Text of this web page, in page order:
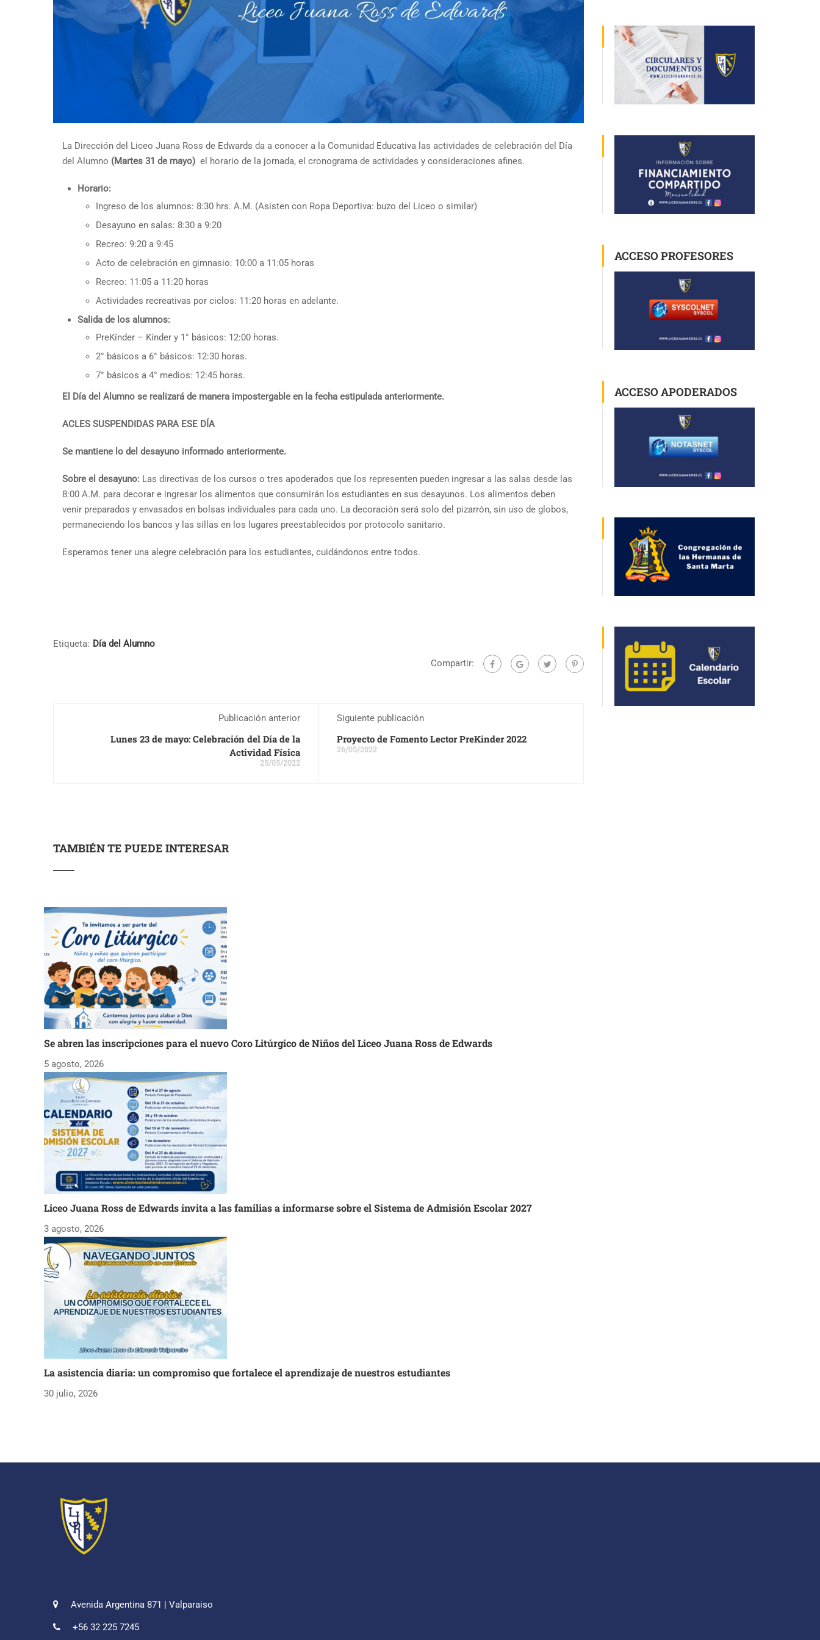
La Dirección del Liceo Juana Ross de Edwards da a conocer a la Comunidad Educativa las actividades de celebración del Día
del Alumno (Martes 31 de mayo) el horario de la jornada, el cronograma de actividades y consideraciones afines.
Horario:
Ingreso de los alumnos: 8:30 hrs. A.M. (Asisten con Ropa Deportiva: buzo del Liceo o similar)
Desayuno en salas: 8:30 a 9:20
Recreo: 9:20 a 9:45
Acto de celebración en gimnasio: 10:00 a 11:05 horas
Recreo: 11:05 a 11:20 horas
Actividades recreativas por ciclos: 11:20 horas en adelante.
Salida de los alumnos:
PreKínder – Kínder y 1° básicos: 12:00 horas.
2° básicos a 6° básicos: 12:30 horas.
7° básicos a 4° medios: 12:45 horas.
El Día del Alumno se realizará de manera impostergable en la fecha estipulada anteriormente.
ACLES SUSPENDIDAS PARA ESE DÍA
Se mantiene lo del desayuno informado anteriormente.
Sobre el desayuno: Las directivas de los cursos o tres apoderados que los representen pueden ingresar a las salas desde las
8:00 A.M. para decorar e ingresar los alimentos que consumirán los estudiantes en sus desayunos. Los alimentos deben
venir preparados y envasados en bolsas individuales para cada uno. La decoración será solo del pizarrón, sin uso de globos,
permaneciendo los bancos y las sillas en los lugares preestablecidos por protocolo sanitario.
Esperamos tener una alegre celebración para los estudiantes, cuidándonos entre todos.
Etiqueta: Día del Alumno
Compartir:
Publicación anterior
Lunes 23 de mayo: Celebración del Día de la
Actividad Física
25/05/2022
Siguiente publicación
Proyecto de Fomento Lector PreKinder 2022
26/05/2022
TAMBIÉN TE PUEDE INTERESAR
Se abren las inscripciones para el nuevo Coro Litúrgico de Niños del Liceo Juana Ross de Edwards
5 agosto, 2026
Liceo Juana Ross de Edwards invita a las familias a informarse sobre el Sistema de Admisión Escolar 2027
3 agosto, 2026
La asistencia diaria: un compromiso que fortalece el aprendizaje de nuestros estudiantes
30 julio, 2026
ACCESO PROFESORES
ACCESO APODERADOS
Avenida Argentina 871 | Valparaiso
+56 32 225 7245